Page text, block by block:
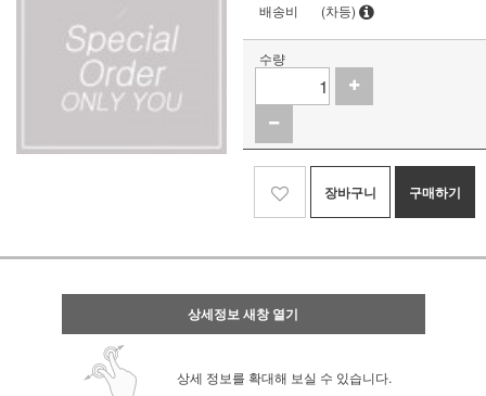
배송비
(차등)
수량
장바구니 구매하기
상세정보 새창 열기
상세 정보를 확대해 보실 수 있습니다.